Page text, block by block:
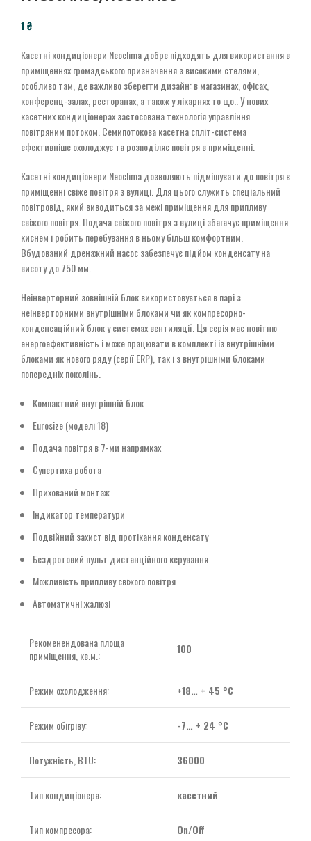
₴
Касетні кондиціонери Neoclima добре підходять для використання в
приміщеннях громадського призначення з високими стелями,
особливо там, де важливо зберегти дизайн: в магазинах, офісах,
конференц-залах, ресторанах, а також у лікарнях то що.. У нових
касетних кондиціонерах застосована технологія управління
повітряним потоком. Семипотокова касетна спліт-система
ефективніше охолоджує та розподіляє повітря в приміщенні.
Касетні кондиціонери Neoclima дозволяють підмішувати до повітря в
приміщенні свіже повітря з вулиці. Для цього служить спеціальний
повітровід, який виводиться за межі приміщення для припливу
свіжого повітря. Подача свіжого повітря з вулиці збагачує приміщення
киснем і робить перебування в ньому більш комфортним.
Вбудований дренажний насос забезпечує підйом конденсату на
висоту до 750 мм.
Неінверторний зовнішній блок використовується в парі з
неінверторними внутрішніми блоками чи як компресорно-
конденсаційний блок у системах вентиляції. Ця серія має новітню
енергоефективність і може працювати в комплекті із внутрішніми
блоками як нового ряду (серії ERP), так і з внутрішніми блоками
попередніх поколінь.
Компактний внутрішній блок
Eurosize (моделі 18)
Подача повітря в 7-ми напрямках
Супертиха робота
Прихований монтаж
Індикатор температури
Подвійний захист від протікання конденсату
Бездротовий пульт дистанційного керування
Можливість припливу свіжого повітря
Автоматичні жалюзі
Рекоменендована площа
приміщення, кв.м.:
100
Режим охолодження: +18… + 45 °C
Режим обігріву: -7… + 24 °C
Потужність, BTU: 36000
Тип кондиціонера: касетний
Тип компресора: On/Off